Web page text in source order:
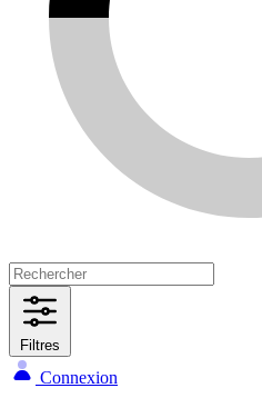
Filtres
Connexion